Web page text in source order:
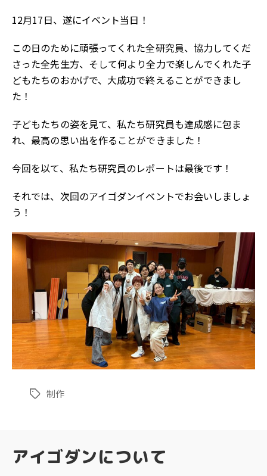
12月17日、遂にイベント当日！
この日のために頑張ってくれた全研究員、協力してくだ
さった全先生方、そして何より全力で楽しんでくれた子
どもたちのおかげで、大成功で終えることができまし
た！
子どもたちの姿を見て、私たち研究員も達成感に包ま
れ、最高の思い出を作ることができました！
今回を以て、私たち研究員のレポートは最後です！
それでは、次回のアイゴダンイベントでお会いしましょ
う！
タ
制作
アイゴダンについて